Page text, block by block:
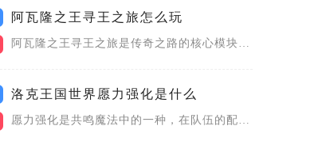
阿瓦隆之王寻王之旅怎么玩
阿瓦隆之王寻王之旅是传奇之路的核心模块，需从城市地图右下角进...
洛克王国世界愿力强化是什么
愿力强化是共鸣魔法中的一种，在队伍的配置中修改，当前一共有两...